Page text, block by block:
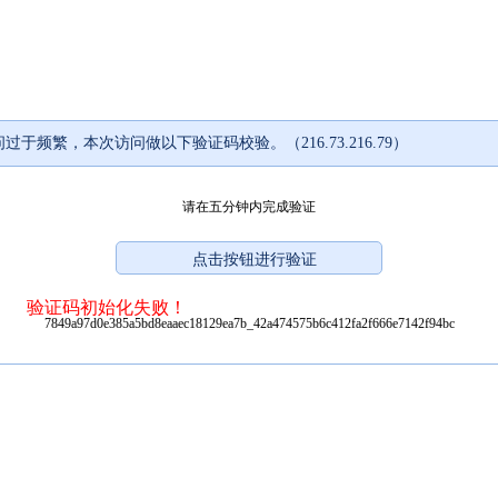
过于频繁，本次访问做以下验证码校验。（216.73.216.79）
请在五分钟内完成验证
验证码初始化失败！
7849a97d0e385a5bd8eaaec18129ea7b_42a474575b6c412fa2f666e7142f94bc